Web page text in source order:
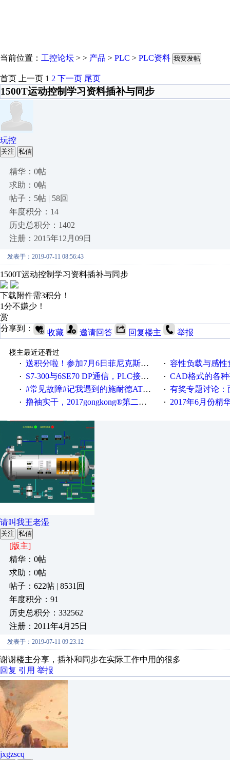
当前位置： 工控论坛 > > 产品 > PLC > PLC资料 我要发帖
首页 上一页 1 2 下一页 尾页
1500T运动控制学习资料插补与同步
玩控
关注 私信
精华：0帖
求助：0帖
帖子：5帖 | 58回
年度积分：14
历史总积分：1402
注册：2015年12月09日
发表于：2019-07-11 08:56:43
1500T运动控制学习资料插补与同步
下载附件需3积分！
1分不嫌少！
赏
分享到：
收藏 邀请回答 回复楼主 举报
楼主最近还看过
· 送积分啦！参加7月6日菲尼克斯在线研讨会即得 · 容性负载与感性负
· S7-300与6SE70 DP通信，PLC接收到数据不稳定 · CAD格式的各
· #常见故障#记我遇到的施耐德ATV12变频器故障 · 有奖专题讨论：面对低压变
· 撸袖实干，2017gongkong®第二届智造工程师节正式起航！ · 2017年6月份精
请叫我王老湿
关注 私信
[版主]
精华：0帖
求助：0帖
帖子：622帖 | 8531回
年度积分：91
历史总积分：332562
注册：2011年4月25日
发表于：2019-07-11 09:23:12
谢谢楼主分享，插补和同步在实际工作中用的很多
回复 引用 举报
jxgzscq